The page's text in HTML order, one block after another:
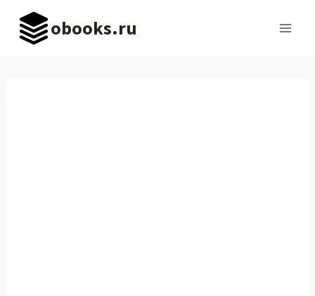
Перейти
содержимому
obooks.ru